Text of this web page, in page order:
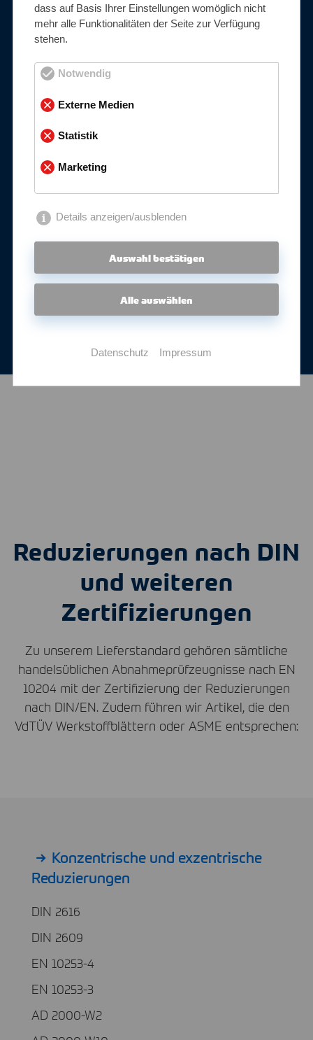
1.4404
mehr erfahren
Reduzierungen nach DIN
und weiteren
Zertifizierungen
Zu unserem Lieferstandard gehören sämtliche
handelsüblichen Abnahmeprüfzeugnisse nach EN
10204 mit der Zertifizierung der Reduzierungen
nach DIN/EN. Zudem führen wir Artikel, die den
VdTÜV Werkstoffblättern oder ASME entsprechen:
Konzentrische und exzentrische
Reduzierungen
DIN 2616
DIN 2609
EN 10253-4
EN 10253-3
AD 2000-W2
dass auf Basis Ihrer Einstellungen womöglich nicht
mehr alle Funktionalitäten der Seite zur Verfügung
stehen.
Notwendig
Externe Medien
Statistik
Marketing
Details anzeigen/ausblenden
Auswahl bestätigen
Alle auswählen
Datenschutz Impressum